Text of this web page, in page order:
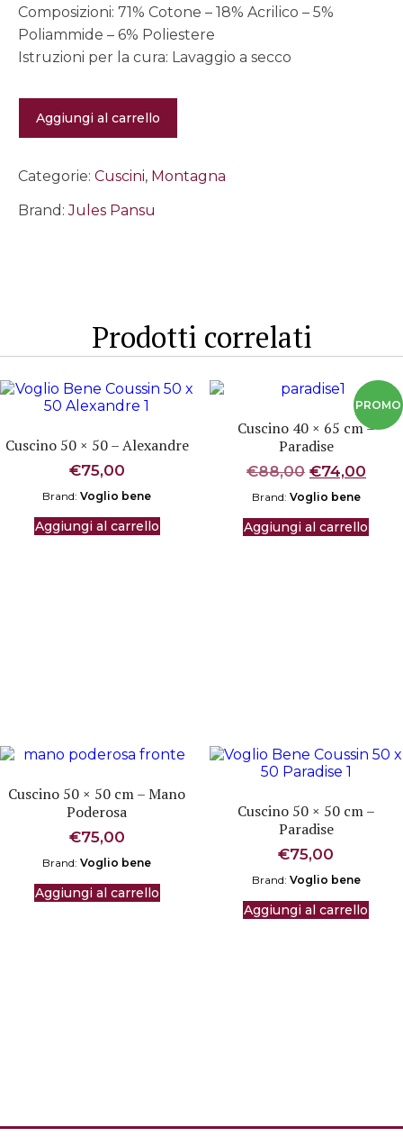
Composizioni: 71% Cotone – 18% Acrilico – 5%
Poliammide – 6% Poliestere
Istruzioni per la cura: Lavaggio a secco
Haras
Aggiungi al carrello
Categorie: Cuscini, Montagna
Brand:Jules Pansu
Prodotti correlati
Cuscino 50 × 50 – Alexandre
€75,00
Brand:Voglio bene
Aggiungi al carrello
Cuscino 40 × 65 cm –
Paradise
€88,00 Il
prezzo
originale
era:
€74,00Il
è:
Brand: Voglio bene
Aggiungi al carrello
Cuscino 50 × 50 cm – Mano
Poderosa
€75,00
Brand:Voglio bene
Aggiungi al carrello
Cuscino 50 × 50 cm –
Paradise
€75,00
Brand: Voglio bene
Aggiungi al carrello